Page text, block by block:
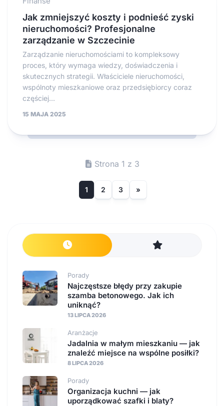
Jak zmniejszyć koszty i podnieść zyski
nieruchomości? Profesjonalne
zarządzanie w Szczecinie
Zarządzanie nieruchomościami to kompleksowy
proces, który wymaga wiedzy, doświadczenia i
skutecznych strategii. Właściciele nieruchomości,
wspólnoty mieszkaniowe oraz przedsiębiorcy coraz
częściej...
15 MAJA 2025
Strona 1 z 3
1 2 3 »
Porady
Najczęstsze błędy przy zakupie
szamba betonowego. Jak ich
uniknąć?
13 LIPCA 2026
Aranżacje
Jadalnia w małym mieszkaniu — jak
znaleźć miejsce na wspólne posiłki?
8 LIPCA 2026
Porady
Organizacja kuchni — jak
uporządkować szafki i blaty?